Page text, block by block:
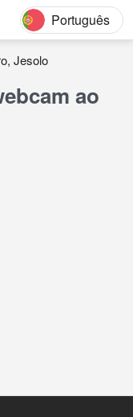
Português
Jesolo
ao